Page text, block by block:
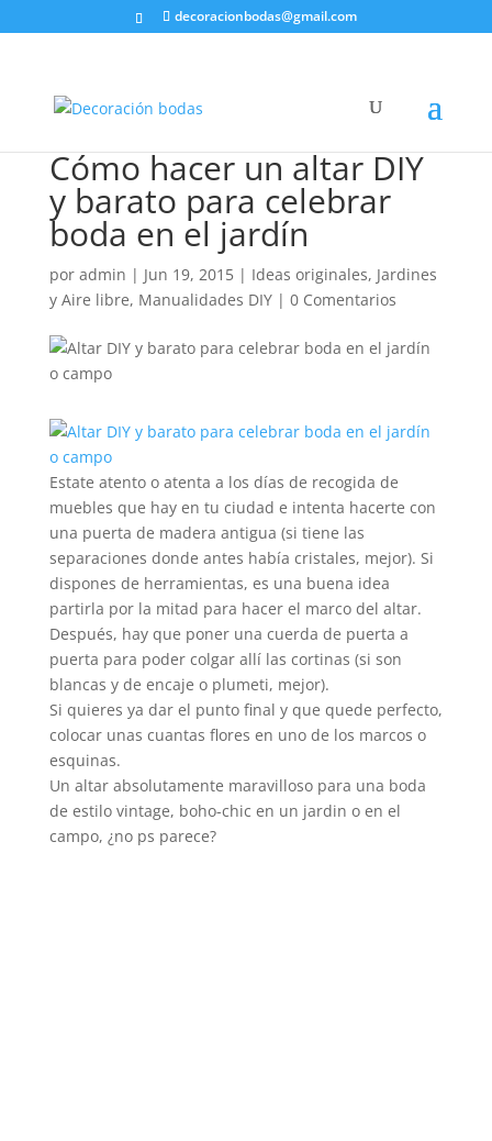
decoracionbodas@gmail.com
Cómo hacer un altar DIY
y barato para celebrar
boda en el jardín
por admin | Jun 19, 2015| Ideas originales, Jardines
y Aire libre, Manualidades DIY| 0 Comentarios
Estate atento o atenta a los días de recogida de
muebles que hay en tu ciudad e intenta hacerte con
una puerta de madera antigua (si tiene las
separaciones donde antes había cristales, mejor). Si
dispones de herramientas, es una buena idea
partirla por la mitad para hacer el marco del altar.
Después, hay que poner una cuerda de puerta a
puerta para poder colgar allí las cortinas (si son
blancas y de encaje o plumeti, mejor).
Si quieres ya dar el punto final y que quede perfecto,
colocar unas cuantas flores en uno de los marcos o
esquinas.
Un altar absolutamente maravilloso para una boda
de estilo vintage, boho-chic en un jardin o en el
campo, ¿no ps parece?